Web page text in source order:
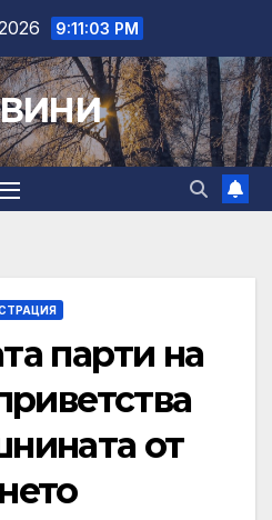
9:11:04 PM
парти на
от